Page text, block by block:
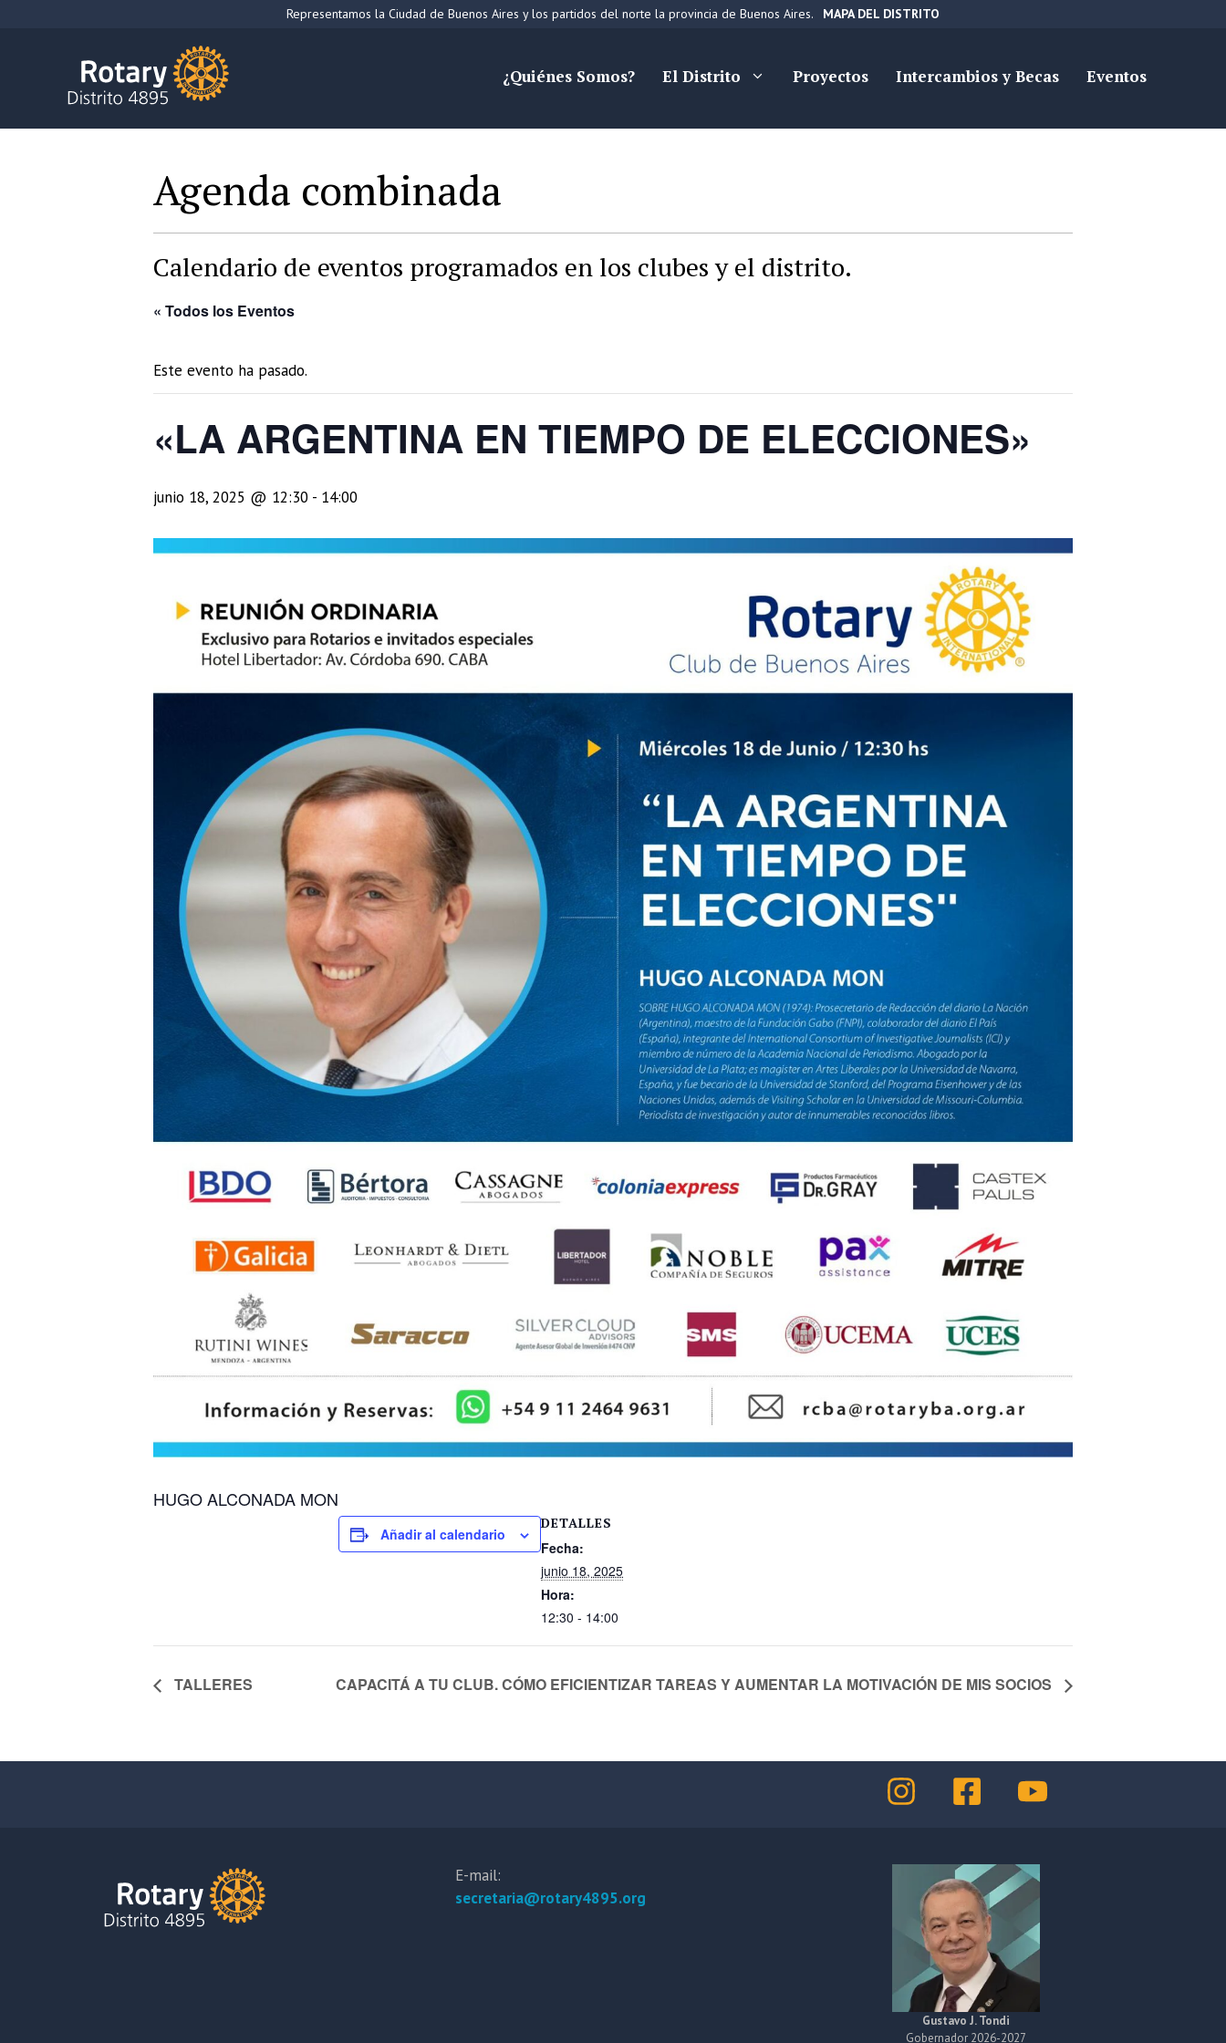
Representamos la Ciudad de Buenos Aires y los partidos del norte la provincia de Buenos Aires. MAPA DEL DISTRITO
¿Quiénes Somos? El Distrito Proyectos Intercambios y Becas Eventos
Agenda combinada
Calendario de eventos programados en los clubes y el distrito.
« Todos los Eventos
Este evento ha pasado.
«LA ARGENTINA EN TIEMPO DE ELECCIONES»
junio 18, 2025 @ 12:30 - 14:00
HUGO ALCONADA MON
Añadir al calendario
DETALLES
Fecha:
junio 18, 2025
Hora:
12:30 - 14:00
TALLERES CAPACITÁ A TU CLUB. CÓMO EFICIENTIZAR TAREAS Y AUMENTAR LA MOTIVACIÓN DE MIS SOCIOS
E-mail:
secretaria@rotary4895.org
Gustavo J. Tondi
Gobernador 2026-2027